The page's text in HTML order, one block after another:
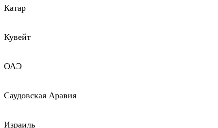
Катар
Кувейт
ОАЭ
Саудовская Аравия
Израиль